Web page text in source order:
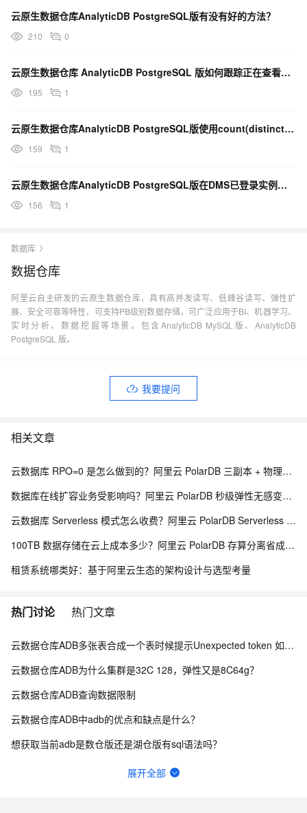
云原生数据仓库AnalyticDB PostgreSQL版有没有好的方法？
210 0
云原生数据仓库 AnalyticDB PostgreSQL 版如何跟踪正在查看的SQL
195 1
云原生数据仓库AnalyticDB PostgreSQL版使用count(distinct c...
159 1
云原生数据仓库AnalyticDB PostgreSQL版在DMS已登录实例不显示
156 1
数据库
数据仓库
阿里云自主研发的云原生数据仓库，具有高并发读写、低峰谷读写、弹性扩
展、安全可靠等特性，可支持PB级别数据存储，可广泛应用于BI、机器学习、
实时分析、数据挖掘等场景。包含AnalyticDB MySQL版、AnalyticDB
PostgreSQL 版。
我要提问
相关文章
云数据库 RPO=0 是怎么做到的？阿里云 PolarDB 三副本 + 物理复制解析
数据库在线扩容业务受影响吗？阿里云 PolarDB 秒级弹性无感变配解析
云数据库 Serverless 模式怎么收费？阿里云 PolarDB Serverless 按需计费解析
100TB 数据存储在云上成本多少？阿里云 PolarDB 存算分离省成本解析
租赁系统哪类好：基于阿里云生态的架构设计与选型考量
热门讨论 热门文章
云数据仓库ADB多张表合成一个表时候提示Unexpected token 如何优化？
云数据仓库ADB为什么集群是32C 128，弹性又是8C64g？
云数据仓库ADB查询数据限制
云数据仓库ADB中adb的优点和缺点是什么？
想获取当前adb是数仓版还是湖仓版有sql语法吗？
展开全部